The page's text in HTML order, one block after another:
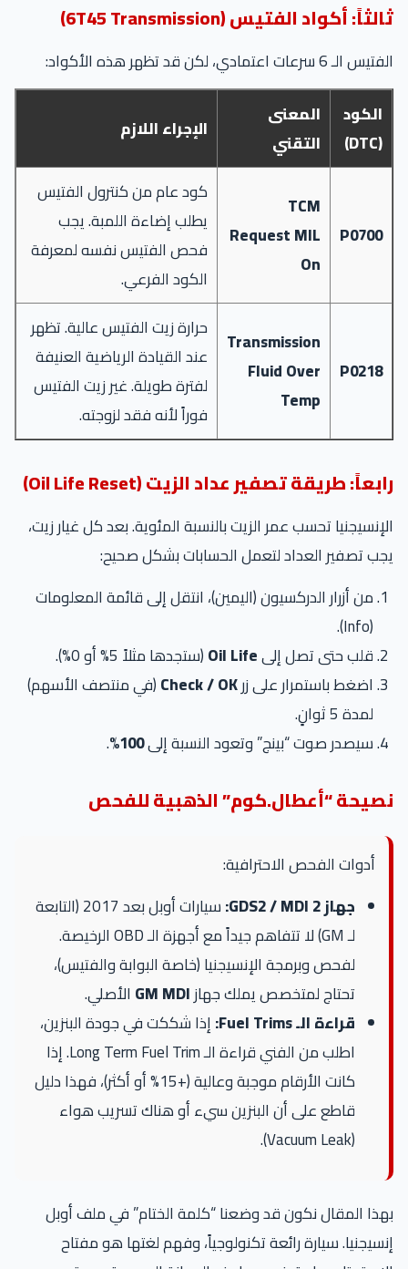
ثالثاً: أكواد الفتيس (6T45 Transmission)
الفتيس الـ 6 سرعات اعتمادي، لكن قد تظهر هذه الأكواد:
الكود
(DTC)
المعنى
التقني
الإجراء اللازم
P0700
TCM
Request MIL
On
كود عام من كنترول الفتيس
يطلب إضاءة اللمبة. يجب
فحص الفتيس نفسه لمعرفة
الكود الفرعي.
P0218
Transmission
Fluid Over
Temp
حرارة زيت الفتيس عالية. تظهر
عند القيادة الرياضية العنيفة
لفترة طويلة. غير زيت الفتيس
فوراً لأنه فقد لزوجته.
رابعاً: طريقة تصفير عداد الزيت (Oil Life Reset)
الإنسيجنيا تحسب عمر الزيت بالنسبة المئوية. بعد كل غيار زيت،
يجب تصفير العداد لتعمل الحسابات بشكل صحيح:
من أزرار الدركسيون (اليمين)، انتقل إلى قائمة المعلومات
(Info).
قلب حتى تصل إلىOil Life(ستجدها مثلاً 5% أو 0%).
اضغط باستمرار على زرCheck / OK(في منتصف الأسهم)
لمدة 5 ثوانٍ.
سيصدر صوت “بينج” وتعود النسبة إلى100%
.
نصيحة “أعطال.كوم” الذهبية للفحص
أدوات الفحص الاحترافية:
جهاز GDS2 / MDI 2:
سيارات أوبل بعد 2017 (التابعة
لـ GM) لا تتفاهم جيداً مع أجهزة الـ OBD الرخيصة.
لفحص وبرمجة الإنسيجنيا (خاصة البوابة والفتيس)،
تحتاج لمتخصص يملك جهازGM MDI الأصلي.
قراءة الـ Fuel Trims:
إذا شككت في جودة البنزين،
اطلب من الفني قراءة الـ Long Term Fuel Trim. إذا
كانت الأرقام موجبة وعالية (+15% أو أكثر)، فهذا دليل
قاطع على أن البنزين سيء أو هناك تسريب هواء
(Vacuum Leak).
بهذا المقال نكون قد وضعنا “كلمة الختام” في ملف أوبل
إنسيجنيا. سيارة رائعة تكنولوجياً، وفهم لغتها هو مفتاح